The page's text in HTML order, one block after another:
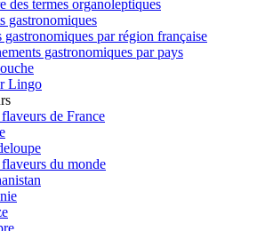
des termes organoleptiques
gastronomiques
gastronomiques par région française
gastronomiques par pays
Lingo
de France
du monde